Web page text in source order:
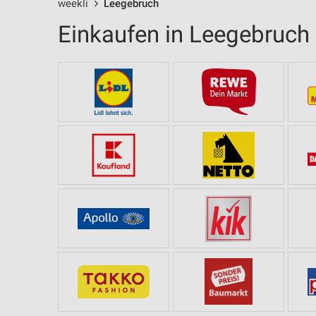
weekli Leegebruch
Einkaufen in Leegebruch